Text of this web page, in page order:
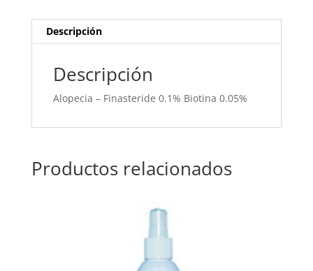
Descripción
Descripción
Alopecia – Finasteride 0.1% Biotina 0.05%
Productos relacionados